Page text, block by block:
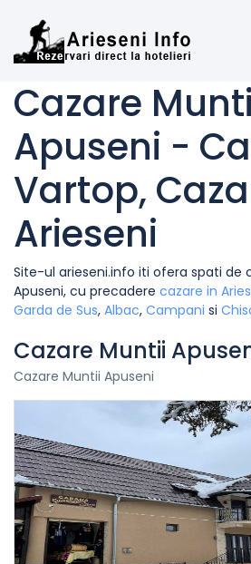
Cazare
Apuseni -
Vartop,
Arieseni
Site-ul arieseni.info iti ofera spati de
Apuseni, cu precadere cazare in
Garda de Sus, Albac, Campani si
Cazare Muntii
Cazare Muntii Apuseni